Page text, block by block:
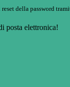
della password
posta elettronica!